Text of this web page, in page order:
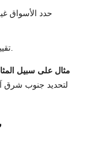
حدد الأسواق
تقييم الديناميات التنافسية لتحديد فرص التمايز.
مثال على سبيل